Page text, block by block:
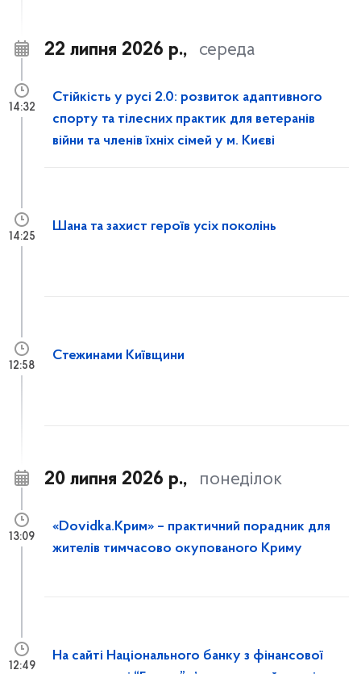
22 липня 2026 р., середа
Стійкість у русі 2.0: розвиток адаптивного
спорту та тілесних практик для ветеранів
війни та членів їхніх сімей у м. Києві
14:32
Шана та захист героїв усіх поколінь
14:25
Стежинами Київщини
12:58
20 липня 2026 р., понеділок
«Dovidka.Крим» – практичний порадник для
жителів тимчасово окупованого Криму
13:09
На сайті Національного банку з фінансової
12:49